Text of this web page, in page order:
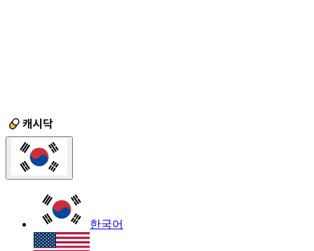
한국어